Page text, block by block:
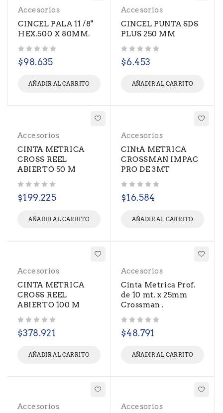
Accesorios
CINCEL PALA 11 /8"
HEX.500 X 80MM.
$98.635
AÑADIR AL CARRITO
Accesorios
CINCEL PUNTA SDS
PLUS 250 MM
$6.453
AÑADIR AL CARRITO
Accesorios
CINTA METRICA
CROSS REEL
ABIERTO 50 M
$199.225
AÑADIR AL CARRITO
Accesorios
CINtA METRICA
CROSSMAN IMPAC
PRO DE 3MT
$16.584
AÑADIR AL CARRITO
Accesorios
CINTA METRICA
CROSS REEL
ABIERTO 100 M
$378.921
AÑADIR AL CARRITO
Accesorios
Cinta Metrica Prof.
de 10 mt. x 25mm
Crossman .
$48.791
AÑADIR AL CARRITO
Accesorios
Accesorios